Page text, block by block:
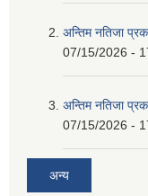
अन्तिम नतिजा
07/15/2026 -
अन्तिम नतिजा
07/15/2026 -
अन्य